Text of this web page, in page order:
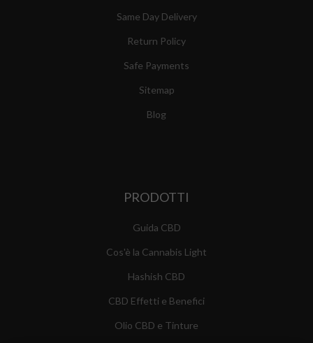
Same Day Delivery
Return Policy
Safe Payments
Sitemap
Blog
PRODOTTI
Guida CBD
Cos'è la Cannabis Light
Hashish CBD
CBD Effetti e Benefici
Olio CBD e Tinture